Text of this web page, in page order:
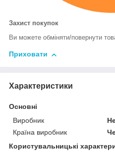
Захист покупок
Ви можете обміняти/повернути
Приховати
Характеристики
Основні
Виробник
Країна виробник
Користувальницькі